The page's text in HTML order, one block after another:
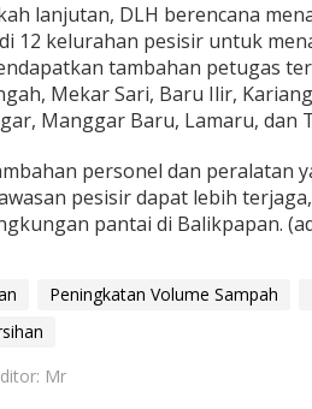
lanjutan, DLH berencana
12 kelurahan pesisir untuk
tambahan petugas
Mekar Sari, Baru Ilir,
Manggar Baru, Lamaru, dan
personel dan peralatan
pesisir dapat lebih
pantai di Balikpapan.
Peningkatan Volume Sampah
Mr